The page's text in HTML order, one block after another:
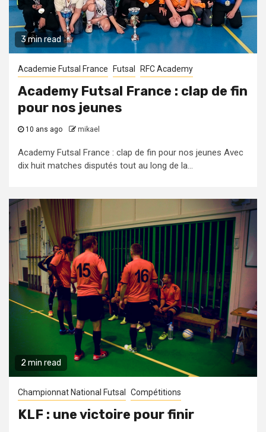
3 min read
Academie Futsal France Futsal RFC Academy
Academy Futsal France : clap de fin
pour nos jeunes
10 ans ago mikael
Academy Futsal France : clap de fin pour nos jeunes Avec
dix huit matches disputés tout au long de la...
2 min read
Championnat National Futsal Compétitions
KLF : une victoire pour finir